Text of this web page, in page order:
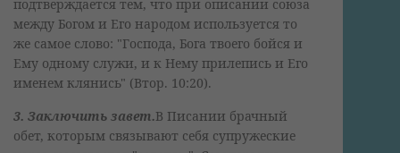
подтверждается тем, что при описании союза
между Богом и Его народом используется то
же самое слово: "Господа, Бога твоего бойся и
Ему одному служи, и к Нему прилепись и Его
именем клянись" (Втор. 10:20).
3. Заключить завет.В Писании брачный
обет, которым связывают себя супружеские